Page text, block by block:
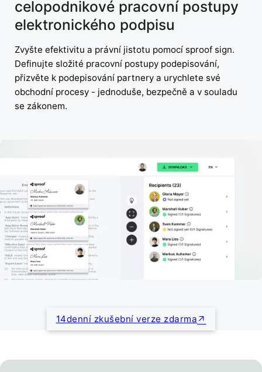
celopodnikové pracovní postupy
elektronického podpisu
Zvyšte efektivitu a právní jistotu pomocí sproof sign.
Definujte složité pracovní postupy podepisování,
přizvěte k podepisování partnery a urychlete své
obchodní procesy - jednoduše, bezpečně a v souladu
se zákonem.
14denní zkušební verze zdarma